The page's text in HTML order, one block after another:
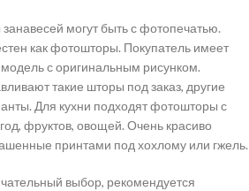
могут быть с фотопечатью.
как фотошторы. Покупатель имеет
с оригинальным рисунком.
такие шторы под заказ, другие
Для кухни подходят фотошторы с
фруктов, овощей. Очень красиво
принтами под хохлому или гжель.
выбор, рекомендуется